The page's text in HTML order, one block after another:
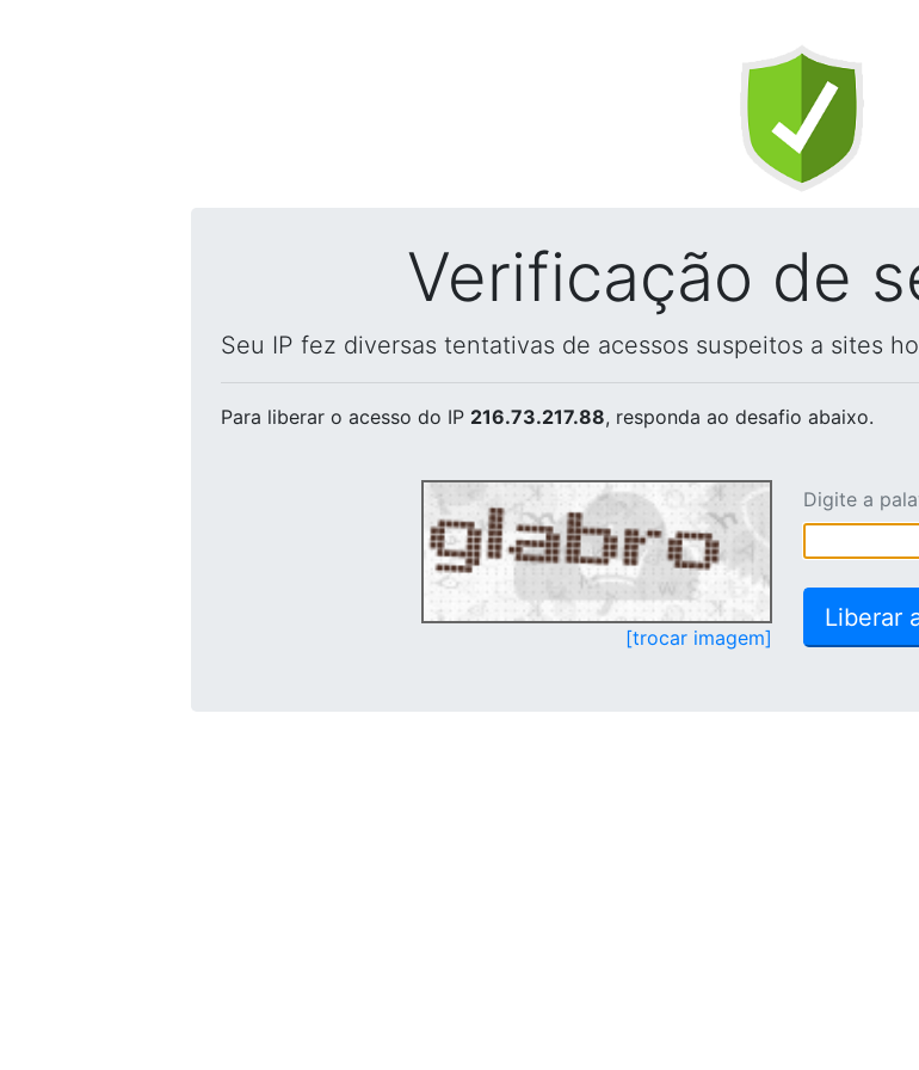
Verificação de
Seu IP fez diversas tentativas de acessos suspeitos a sites
Para liberar o acesso do IP 216.73.217.88, responda ao desafio abaixo.
[trocar imagem]
Digite a